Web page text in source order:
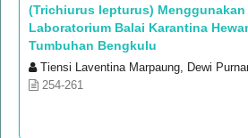
(Trichiurus lepturus) Menggunakan
Laboratorium Balai Karantina
Tumbuhan Bengkulu
Tiensi Laventina Marpaung, Dewi
254-261